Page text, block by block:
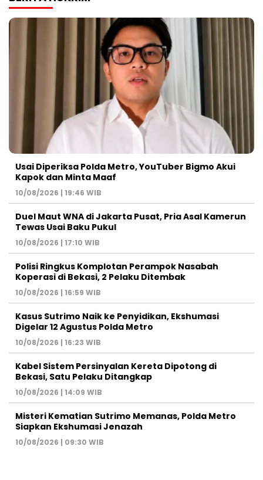
Usai Diperiksa Polda Metro, YouTuber Bigmo Akui
Kapok dan Minta Maaf
10/08/2026 | 19:46 WIB
Duel Maut WNA di Jakarta Pusat, Pria Asal Kamerun
Tewas Usai Baku Pukul
10/08/2026 | 17:10 WIB
Polisi Ringkus Komplotan Perampok Nasabah
Koperasi di Bekasi, 2 Pelaku Ditembak
10/08/2026 | 16:59 WIB
Kasus Sutrimo Naik ke Penyidikan, Ekshumasi
Digelar 12 Agustus Polda Metro
10/08/2026 | 16:23 WIB
Kabel Sistem Persinyalan Kereta Dipotong di
Bekasi, Satu Pelaku Ditangkap
10/08/2026 | 14:09 WIB
Misteri Kematian Sutrimo Memanas, Polda Metro
Siapkan Ekshumasi Jenazah
10/08/2026 | 09:30 WIB